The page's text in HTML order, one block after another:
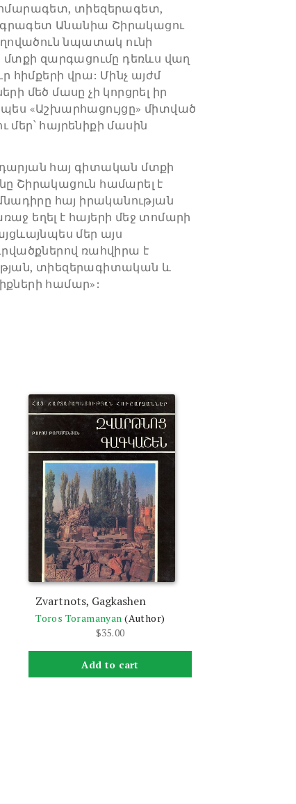
տիեզերագետ,
Անանիա Շիրակացու
նպատակ ունի
զարգացումը դեռևս վաղ
հիմքերի վրա: Մինչ այժմ
մեծ մասը չի կորցրել իր
«Աշխարհացույցը» միտված
մեր՝ հայրենիքի մասին
հայ գիտական մտքի
Շիրակացուն համարել է
հայ իրականության
եղել է հայերի մեջ տոմարի
մեր այս
ռահվիրա է
տիեզերագիտական և
համար»:
Zvartnots, Gagkashen
Toros Toramanyan (Author)
$35.00
Add to cart